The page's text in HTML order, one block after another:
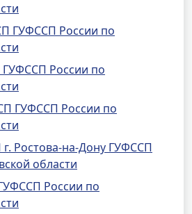
ГУФССП России по
России по
ГУФССП России по
Ростова-на-Дону ГУФССП
области
России по